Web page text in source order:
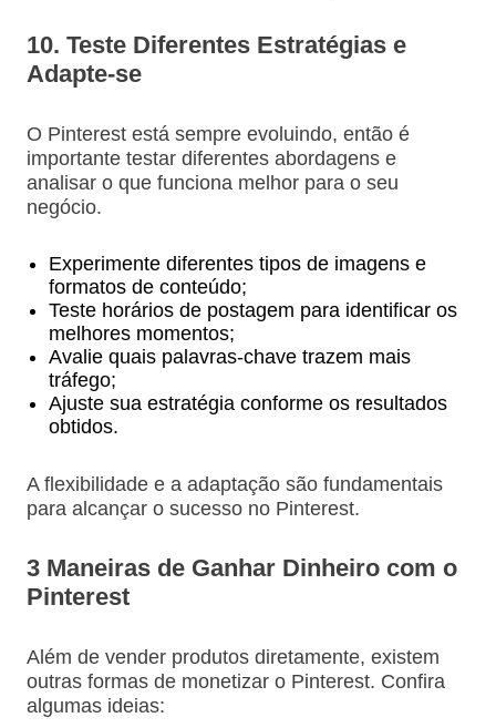
10. Teste Diferentes Estratégias e
Adapte-se
O Pinterest está sempre evoluindo, então é
importante testar diferentes abordagens e
analisar o que funciona melhor para o seu
negócio.
Experimente diferentes tipos de imagens e
formatos de conteúdo;
Teste horários de postagem para identificar os
melhores momentos;
Avalie quais palavras-chave trazem mais
tráfego;
Ajuste sua estratégia conforme os resultados
obtidos.
A flexibilidade e a adaptação são fundamentais
para alcançar o sucesso no Pinterest.
3 Maneiras de Ganhar Dinheiro com o
Pinterest
Além de vender produtos diretamente, existem
outras formas de monetizar o Pinterest. Confira
algumas ideias: